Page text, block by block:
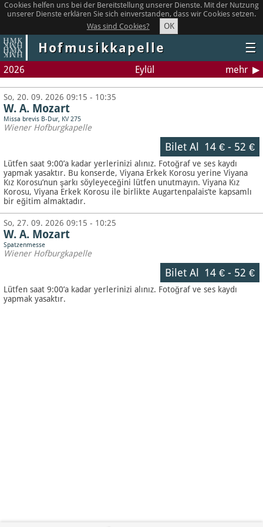
Cookies helfen uns bei der Bereitstellung unserer Dienste. Mit der Nutzung
unserer Dienste erklären Sie sich einverstanden, dass wir Cookies setzen.
Was sind Cookies?
OK
Hofmusikkapelle ☰
2026 Eylül mehr
So, 20. 09. 2026 09:15 - 10:35
W. A. Mozart
Missa brevis B-Dur, KV 275
Wiener Hofburgkapelle
Bilet Al 14 €- 52 €
Lütfen saat 9:00’a kadar yerlerinizi alınız. Fotoğraf ve ses kaydı
yapmak yasaktır. Bu konserde, Viyana Erkek Korosu yerine Viyana
Kız Korosu’nun şarkı söyleyeceğini lütfen unutmayın. Viyana Kız
Korosu, Viyana Erkek Korosu ile birlikte Augartenpalais’te kapsamlı
bir eğitim almaktadır.
So, 27. 09. 2026 09:15 - 10:25
W. A. Mozart
Spatzenmesse
Wiener Hofburgkapelle
Bilet Al 14 €- 52 €
Lütfen saat 9:00’a kadar yerlerinizi alınız. Fotoğraf ve ses kaydı
yapmak yasaktır.